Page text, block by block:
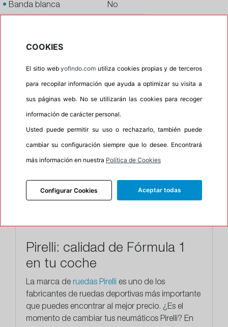
• Banda blanca No
Oportunidad No
CARACTERÍSTICAS
Pirelli: calidad de Fórmula 1
en tu coche
La marca de ruedas Pirelli es uno de los
fabricantes de ruedas deportivas más importante
que puedes encontrar al mejor precio. ¿Es el
momento de cambiar tus neumáticos Pirelli? En
COOKIES
El sitio webyofindo.com utiliza cookies propias y de terceros
para recopilar información que ayuda a optimizar su visita a
sus páginas web. No se utilizarán las cookies para recoger
información de carácter personal.
Usted puede permitir su uso o rechazarlo, también puede
cambiar su configuración siempre que lo desee. Encontrará
más información en nuestra Política de Cookies
Configurar Cookies Aceptar todas